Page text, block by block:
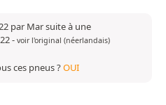
par Mar suite à une
- voir l'original (néerlandais)
ces pneus ?OUI